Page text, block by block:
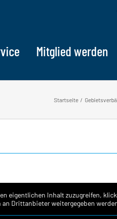
Mitglied werden
Startseite
eigentlichen Inhalt zuzugreifen,
Drittanbieter weitergegeben